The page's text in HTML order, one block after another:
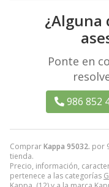
ComprarKappa 95032. por
tienda.
Precio, información,
pertenece a las categorías
¿Alguna
Ponte en
986 852